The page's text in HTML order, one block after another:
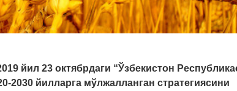
йил 23 октябрдаги “Ўзбекистон
2030 йилларга мўлжалланган стратегиясини